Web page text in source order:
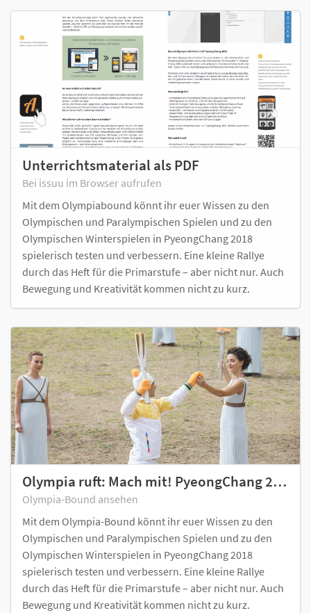
Unterrichtsmaterial als PDF
Bei issuu im Browser aufrufen
Mit dem Olympiabound könnt ihr euer Wissen zu den
Olympischen und Paralympischen Spielen und zu den
Olympischen Winterspielen in PyeongChang 2018
spielerisch testen und verbessern. Eine kleine Rallye
durch das Heft für die Primarstufe – aber nicht nur. Auch
Bewegung und Kreativität kommen nicht zu kurz.
Olympia ruft: Mach mit! PyeongChang 2018
Olympia-Bound ansehen
Mit dem Olympia-Bound könnt ihr euer Wissen zu den
Olympischen und Paralympischen Spielen und zu den
Olympischen Winterspielen in PyeongChang 2018
spielerisch testen und verbessern. Eine kleine Rallye
durch das Heft für die Primarstufe – aber nicht nur. Auch
Bewegung und Kreativität kommen nicht zu kurz.